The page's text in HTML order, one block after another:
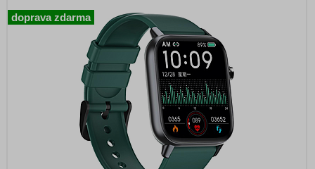
doprava zdarma